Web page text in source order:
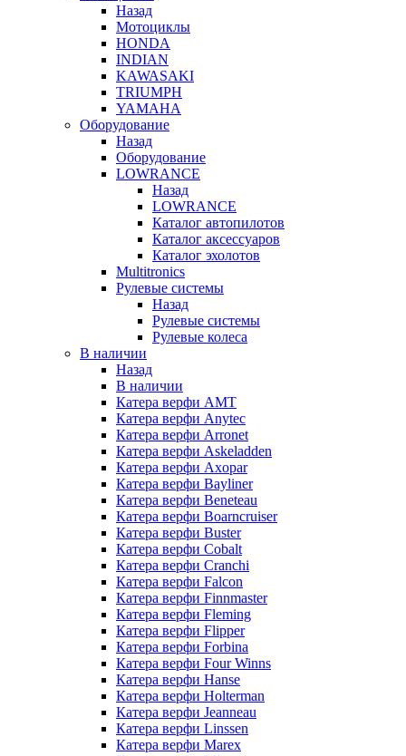
Назад
Мотоциклы
HONDA
INDIAN
KAWASAKI
TRIUMPH
YAMAHA
Оборудование
Назад
Оборудование
LOWRANCE
Назад
LOWRANCE
Каталог автопилотов
Каталог аксессуаров
Каталог эхолотов
Multitronics
Рулевые системы
Назад
Рулевые системы
Рулевые колеса
В наличии
Назад
В наличии
Катера верфи AMT
Катера верфи Anytec
Катера верфи Arronet
Катера верфи Askeladden
Катера верфи Axopar
Катера верфи Bayliner
Катера верфи Beneteau
Катера верфи Boarncruiser
Катера верфи Buster
Катера верфи Cobalt
Катера верфи Cranchi
Катера верфи Falcon
Катера верфи Finnmaster
Катера верфи Fleming
Катера верфи Flipper
Катера верфи Forbina
Катера верфи Four Winns
Катера верфи Hanse
Катера верфи Holterman
Катера верфи Jeanneau
Катера верфи Linssen
Катера верфи Marex